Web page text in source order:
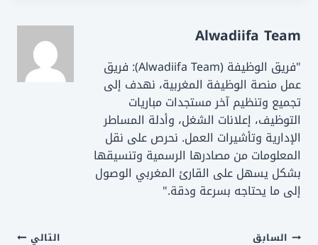
o
k
n
Alwadiifa Team
"فريق الوظيفة (Alwadiifa Team): فريق
عمل منصة الوظيفة المغربية، نهدف إلى
تجميع وتنظيم آخر مستجدات مباريات
التوظيف، إعلانات الشغل، وأدلة المساطر
الإدارية وتأشيرات العمل. نحرص على نقل
المعلومات من مصادرها الرسمية وتنسيقها
بشكل يسهل على القارئ المغربي الوصول
إلى ما يحتاجه بسرعة ودقة."
السابق التالي